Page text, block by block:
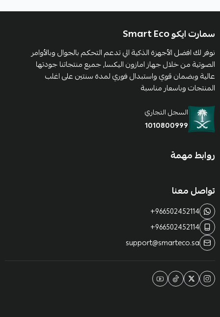
سمارت ايكو Smart Eco
نوفر لك افضل الأجهزة الذكية الي تدعم التحكم بالجوال وبالأوامر
الصوتية من خلال جهاز امازون اليكسا, جميع منتجاتنا جودتها
عالية وبضمان قوي واستبدال فوري لمدة سنتين على اغلب
المنتجات وباسعار مناسبة
السجل التجاري
1010800999
روابط مهمة
تواصل معنا
+966502452114
+966502452114
support@smarteco.sa